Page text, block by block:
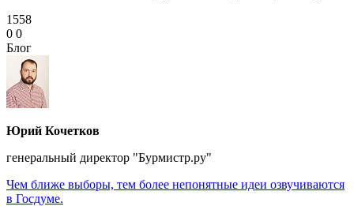
1558
0 0
Блог
Юрий Кочетков
генеральный директор "Бурмистр.ру"
Чем ближе выборы, тем более непонятные идеи озвучиваются
в Госдуме.